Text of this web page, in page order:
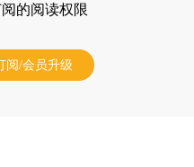
的阅读权限
阅/会员升级